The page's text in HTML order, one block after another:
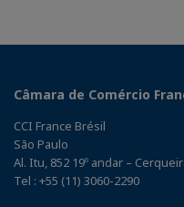
Câmara de Comércio
CCI France Brésil
São Paulo
Al. Itu, 852 19º andar –
Tel : +55 (11) 3060-2290